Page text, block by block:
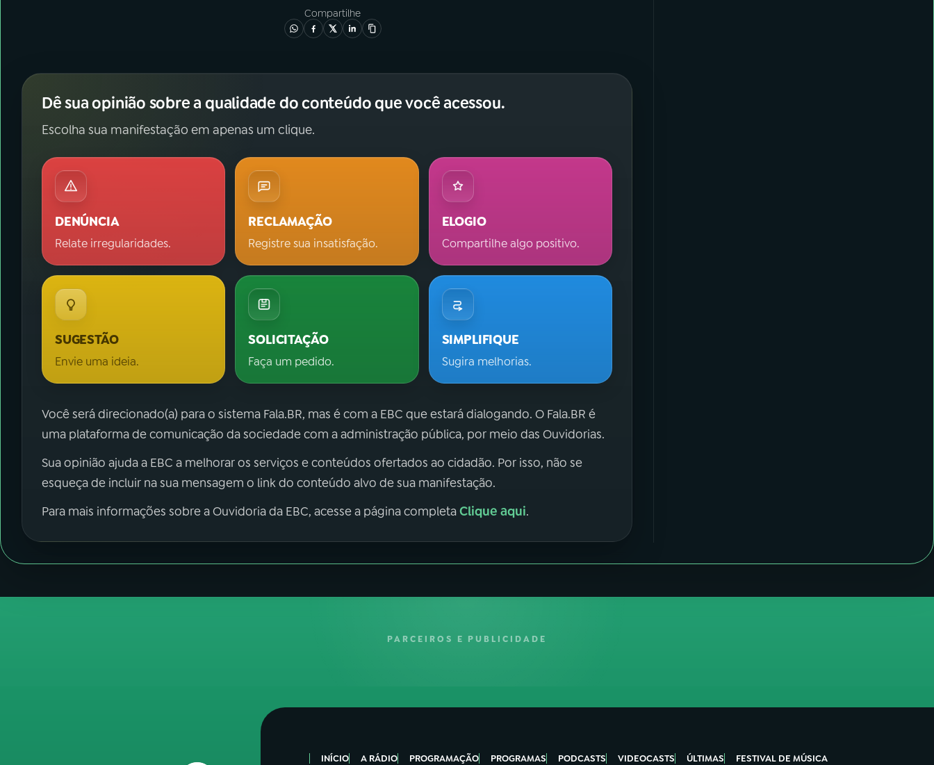
Compartilhe
Dê sua opinião sobre a qualidade do conteúdo que você acessou.
Escolha sua manifestação em apenas um clique.
DENÚNCIA
Relate irregularidades.
RECLAMAÇÃO
Registre sua insatisfação.
ELOGIO
Compartilhe algo positivo.
SUGESTÃO
Envie uma ideia.
SOLICITAÇÃO
Faça um pedido.
SIMPLIFIQUE
Sugira melhorias.
Você será direcionado(a) para o sistema Fala.BR, mas é com a EBC que estará dialogando. O Fala.BR é
uma plataforma de comunicação da sociedade com a administração pública, por meio das Ouvidorias.
Sua opinião ajuda a EBC a melhorar os serviços e conteúdos ofertados ao cidadão. Por isso, não se
esqueça de incluir na sua mensagem o link do conteúdo alvo de sua manifestação.
Para mais informações sobre a Ouvidoria da EBC, acesse a página completaClique aqui.
PARCEIROS E PUBLICIDADE
INÍCIO A RÁDIO PROGRAMAÇÃO PROGRAMAS PODCASTS VIDEOCASTS ÚLTIMAS FESTIVAL DE MÚSICA